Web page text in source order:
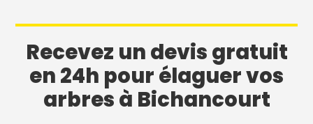
Recevez un devis gratuit
en 24h pour élaguer vos
arbres à Bichancourt